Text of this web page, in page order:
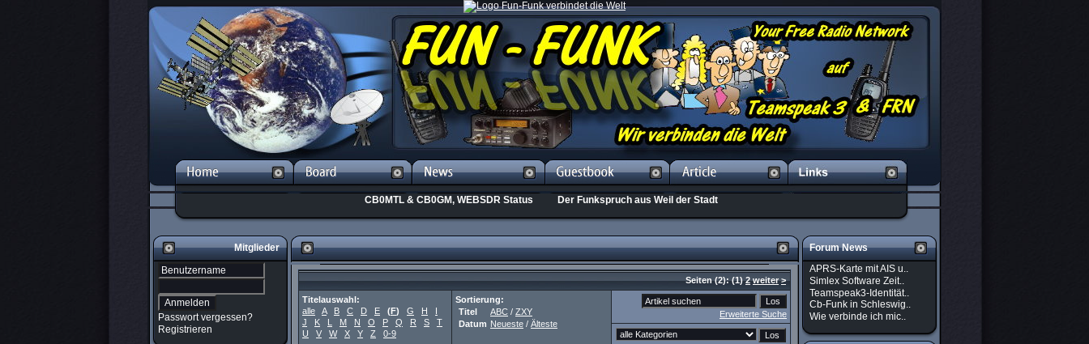
CB0MTL & CB0GM, WEBSDR Status Der Funkspruch aus Weil der Stadt
Mitglieder
Passwort vergessen?
Registrieren
Seiten(2):(1) 2 weiter >
Titelauswahl:
alle
A B C D E (F) G H
I
J
K L M N O P Q R S
T
U
V W X Y Z 0-9
Sortierung:
Titel
ABC / ZXY
Datum Neueste / Älteste
Erweiterte Suche
Forum News
APRS-Karte mit AIS u..
Simlex Software Zeit..
Teamspeak3-Identität..
Cb-Funk in Schleswig..
Wie verbinde ich mic..